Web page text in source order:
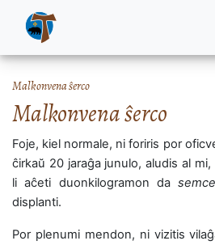
Malkonvena ŝerco
Malkonvena ŝerco
Foje, kiel normale, ni foriris por
ĉirkaŭ 20 jaraĝa junulo, aludis al
li aĉeti duonkilogramon da
displanti.
Por plenumi mendon, ni vizitis